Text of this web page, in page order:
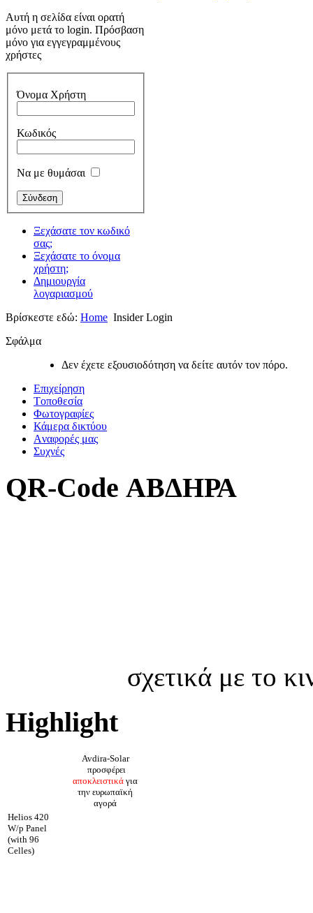
Αυτή η σελίδα είναι ορατή
μόνο μετά το login. Πρόσβαση
μόνο για εγγεγραμμένους
χρήστες
Όνομα Χρήστη
Κωδικός
Να με θυμάσαι
Ξεχάσατε τον κωδικό
σας;
Ξεχάσατε το όνομα
χρήστη;
Δημιουργία
λογαριασμού
Βρίσκεστε εδώ: Home Insider Login
Σφάλμα
Δεν έχετε εξουσιοδότηση να δείτε αυτόν τον πόρο.
Επιχείρηση
Tοποθεσία
Φωτογραφίες
Κάμερα δικτύου
Aναφορές μας
Συχνές
QR-Code ΑΒΔΗΡΑ
σχετικά με το
Highlight
Avdira-Solar
προσφέρει
αποκλειστικά για
την ευρωπαϊκή
αγορά
Helios 420
W/p Panel
(with 96
Celles)